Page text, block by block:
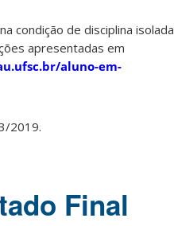
condição de disciplina isolada
apresentadas em
aluno-em-
2019.
Final